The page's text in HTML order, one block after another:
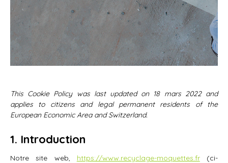
This Cookie Policy was last updated on 18 mars 2022 and
applies to citizens and legal permanent residents of the
European Economic Area and Switzerland.
1. Introduction
Notre site web, https://www.recyclage-moquettes.fr(ci-